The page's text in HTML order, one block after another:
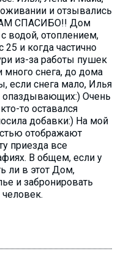
и отзывались
СПАСИБО!! Дом
водой, отоплением,
и когда частично
из-за работы пушек
много снега, до дома
если снега мало, Илья
опаздывающих:) Очень
то оставался
добавки:) На мой
отображают
приезда все
В общем, если у
ли в этот Дом,
и забронировать